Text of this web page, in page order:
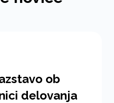
ob
delovanja